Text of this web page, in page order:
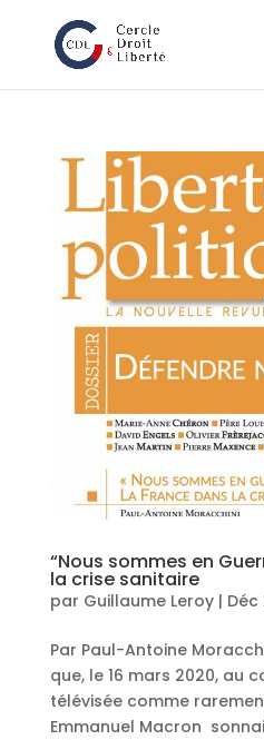
“Nous sommes en
la crise sanitaire
par Guillaume Leroy| Déc
Par Paul-Antoine
que, le 16 mars 2020, au
télévisée comme
Emmanuel Macron